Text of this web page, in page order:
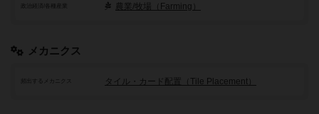
政治経済/各種産業 農業/牧場（Farming）
メカニクス
頻出するメカニクス タイル・カード配置（Tile Placement）